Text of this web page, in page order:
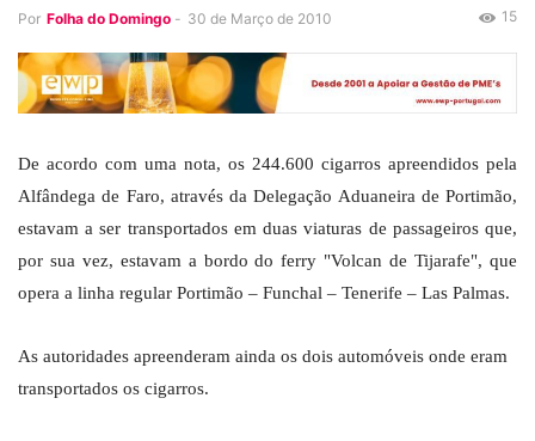
Por Folha do Domingo - 30 de Março de 2010 15
De acordo com uma nota, os 244.600 cigarros apreendidos pela
Alfândega de Faro, através da Delegação Aduaneira de Portimão,
estavam a ser transportados em duas viaturas de passageiros que,
por sua vez, estavam a bordo do ferry "Volcan de Tijarafe", que
opera a linha regular Portimão – Funchal – Tenerife – Las Palmas.
As autoridades apreenderam ainda os dois automóveis onde eram
transportados os cigarros.